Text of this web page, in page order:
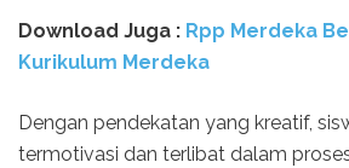
Download Juga : Rpp Merdeka
Kurikulum Merdeka
Dengan pendekatan yang kreatif,
termotivasi dan terlibat dalam